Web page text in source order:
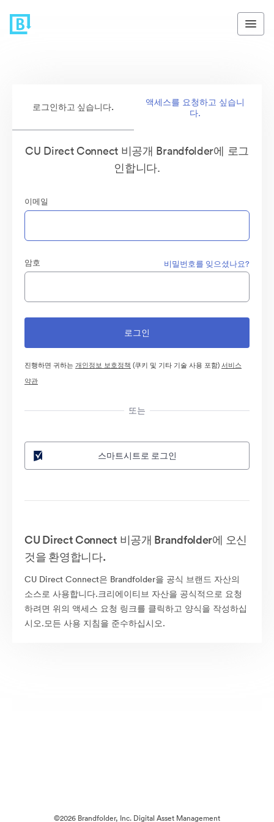
로그인하고 싶습니다.
액세스를 요청하고 싶습니
다.
CU Direct Connect 비공개 Brandfolder에 로그
인합니다.
이메일
암호 비밀번호를 잊으셨나요?
진행하면 귀하는개인정보 보호정책 (쿠키 및 기타 기술 사용 포함)서비스
약관
또는
스마트시트로 로그인
CU Direct Connect 비공개 Brandfolder에 오신
것을 환영합니다.
CU Direct Connect은 Brandfolder을 공식 브랜드 자산의
소스로 사용합니다.크리에이티브 자산을 공식적으로 요청
하려면 위의 액세스 요청 링크를 클릭하고 양식을 작성하십
시오.모든 사용 지침을 준수하십시오.
©2026 Brandfolder, Inc. Digital Asset Management